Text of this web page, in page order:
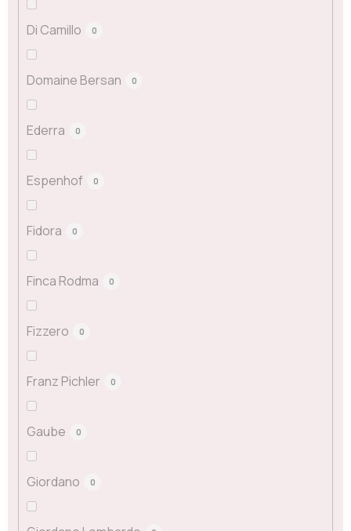
Di Camillo 0
Domaine Bersan 0
Ederra 0
Espenhof 0
Fidora 0
Finca Rodma 0
Fizzero 0
Franz Pichler 0
Gaube 0
Giordano 0